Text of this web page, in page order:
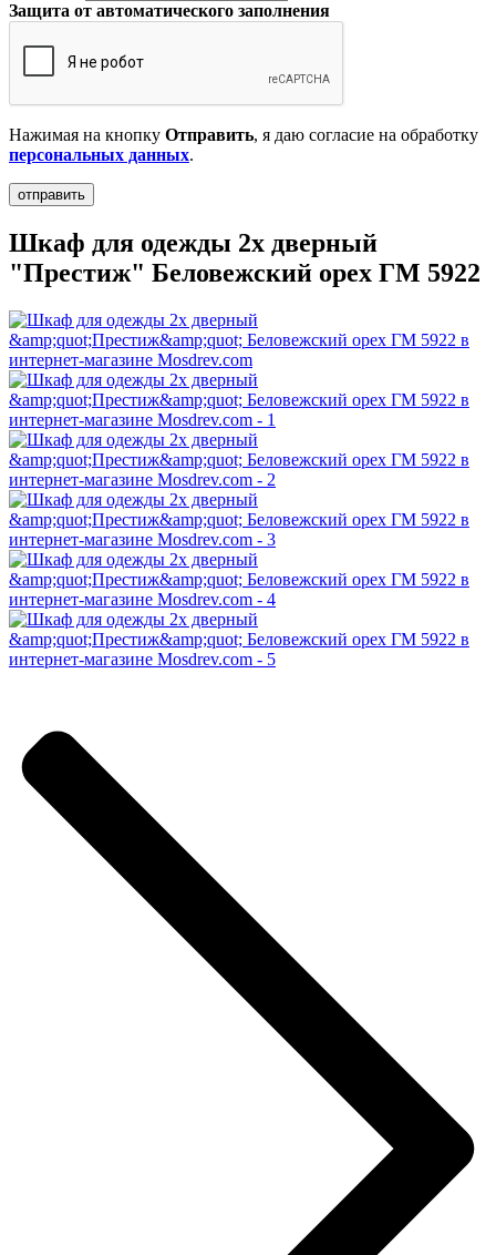
Защита от автоматического заполнения
Нажимая на кнопку Отправить, я даю согласие на обработку
персональных данных.
Шкаф для одежды 2х дверный
"Престиж" Беловежский орех ГМ 5922